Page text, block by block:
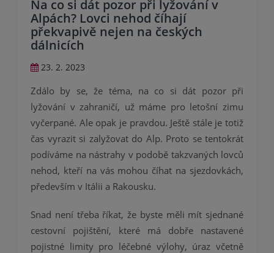
Na co si dát pozor při lyžování v
Alpách? Lovci nehod číhají
překvapivě nejen na českých
dálnicích
23. 2. 2023
Zdálo by se, že téma, na co si dát pozor při
lyžování v zahraničí, už máme pro letošní zimu
vyčerpané. Ale opak je pravdou. Ještě stále je totiž
čas vyrazit si zalyžovat do Alp. Proto se tentokrát
podíváme na nástrahy v podobě takzvaných lovců
nehod, kteří na vás mohou číhat na sjezdovkách,
především v Itálii a Rakousku.
Snad není třeba říkat, že byste měli mít sjednané
cestovní pojištění, které má dobře nastavené
pojistné limity pro léčebné výlohy, úraz včetně